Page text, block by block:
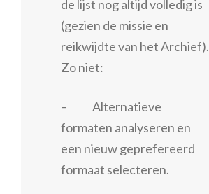
de lijst nog altijd volledig is
(gezien de missie en
reikwijdte van het Archief).
Zo niet:
– Alternatieve
formaten analyseren en
een nieuw geprefereerd
formaat selecteren.